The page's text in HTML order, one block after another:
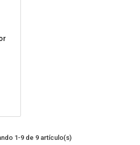
1-9 de 9 artículo(s)